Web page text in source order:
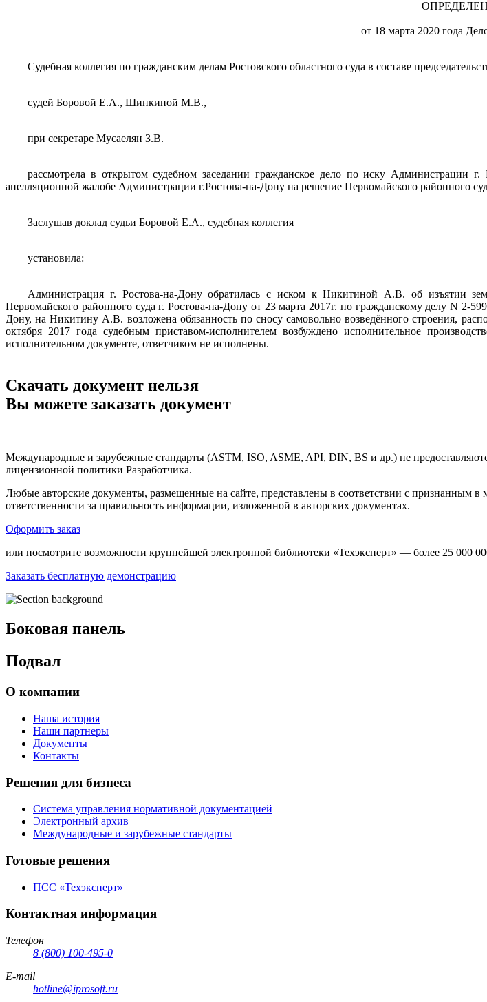
от 18 марта 2020 года
Судебная коллегия по гражданским делам Ростовского областного суда в составе
судей Боровой Е.А., Шинкиной М.В.,
при секретаре Мусаелян З.В.
рассмотрела в открытом судебном заседании гражданское дело по иску Администрации
апелляционной жалобе Администрации г.Ростова-на-Дону на решение Первомайского районного
Заслушав доклад судьи Боровой Е.А., судебная коллегия
установила:
Администрация г. Ростова-на-Дону обратилась с иском к Никитиной А.В. об изъятии
Первомайского районного суда г. Ростова-на-Дону от 23 марта 2017г. по гражданскому делу N 2-
Дону, на Никитину А.В. возложена обязанность по сносу самовольно возведённого строения,
октября 2017 года судебным приставом-исполнителем возбуждено исполнительное
исполнительном документе, ответчиком не исполнены.
Скачать документ нельзя
Вы можете заказать документ
Международные и зарубежные стандарты (ASTM, ISO, ASME, API, DIN, BS и др.) не
лицензионной политики Разработчика.
Любые авторские документы, размещенные на сайте, представлены в соответствии с
ответственности за правильность информации, изложенной в авторских документах.
Оформить заказ
или посмотрите возможности крупнейшей электронной библиотеки «Техэксперт» — более 25 000
Заказать бесплатную демонстрацию
Боковая панель
Подвал
О компании
Наша история
Наши партнеры
Документы
Контакты
Решения для бизнеса
Система управления нормативной документацией
Электронный архив
Международные и зарубежные стандарты
Готовые решения
ПСС «Техэксперт»
Контактная информация
Телефон
8 (800) 100-495-0
E-mail
hotline@iprosoft.ru